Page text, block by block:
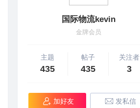
国际物流kevin
金牌会员
主题
435
帖子
435
关注者
3
加好友 发私信